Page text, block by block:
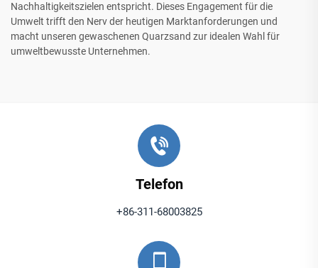
Nachhaltigkeitszielen entspricht. Dieses Engagement für die
Umwelt trifft den Nerv der heutigen Marktanforderungen und
macht unseren gewaschenen Quarzsand zur idealen Wahl für
umweltbewusste Unternehmen.
Telefon
+86-311-68003825